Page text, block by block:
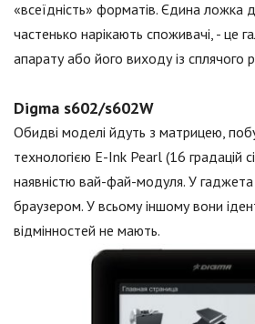
«всеїдність» форматів. Єдина ложка
частенько нарікають споживачі, - це
апарату або його виходу із сплячого
Digma s602/s602W
Обидві моделі йдуть з матрицею,
технологією E-Ink Pearl (16 градацій
наявністю вай-фай-модуля. У гаджета
браузером. У всьому іншому вони
відмінностей не мають.